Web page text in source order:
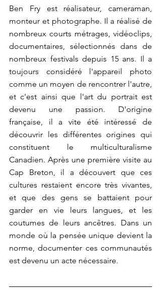
Ben Fry est réalisateur, cameraman,
monteur et photographe. Il a réalisé de
nombreux courts métrages, vidéoclips,
documentaires, sélectionnés dans de
nombreux festivals depuis 15 ans. Il a
toujours considéré l'appareil photo
comme un moyen de rencontrer l'autre,
et c'est ainsi que l'art du portrait est
devenu une passion. D'origine
française, il a vite été intéressé de
découvrir les différentes origines qui
constituent le multiculturalisme
Canadien. Après une première visite au
Cap Breton, il a découvert que ces
cultures restaient encore très vivantes,
et que des gens se battaient pour
garder en vie leurs langues, et les
coutumes de leurs ancêtres. Dans un
monde où la pensée unique devient la
norme, documenter ces communautés
est devenu un acte nécessaire.